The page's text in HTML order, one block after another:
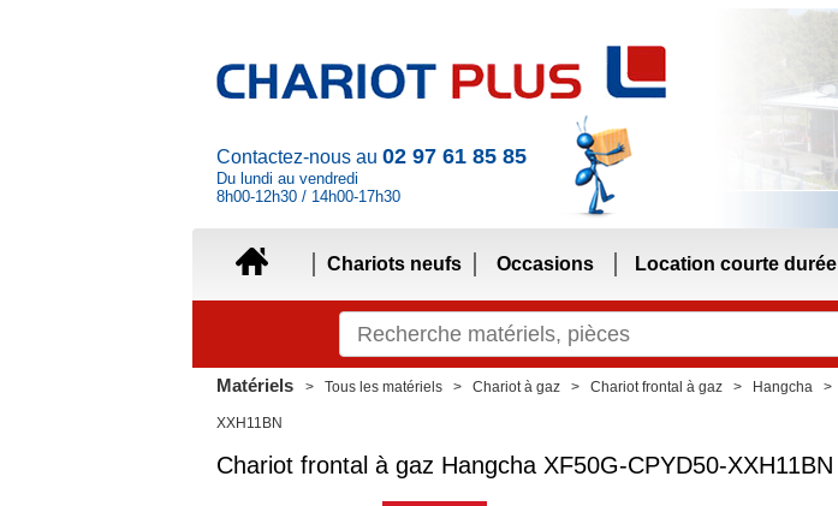
Contactez-nous au 02 97 61 85 85
Du lundi au vendredi
8h00-12h30 / 14h00-17h30
Chariots neufs Occasions Location courte durée
Matériels Tous les matériels Chariot à gaz Chariot frontal à gaz Hangcha
XXH11BN
Chariot frontal à gaz Hangcha XF50G-CPYD50-XXH11BN